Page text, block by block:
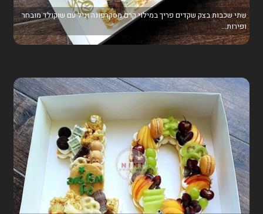
שתי שכבות בצק שקדים פריך במילוי קרם מסקרפונה וניל עם שוקולד מובחר
ופירות...